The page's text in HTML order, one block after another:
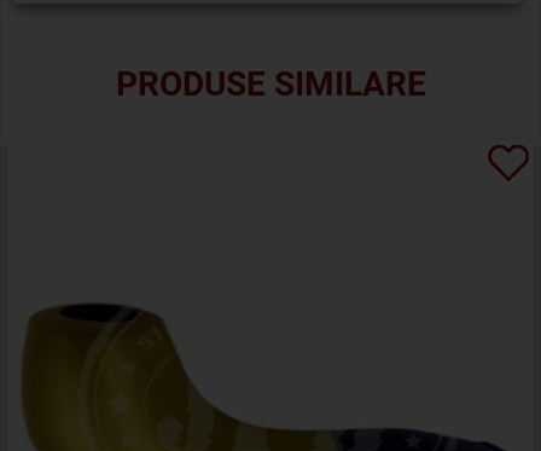
PRODUSE SIMILARE